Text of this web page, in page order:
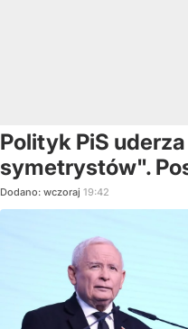
Polityk PiS
symetrystów".
Dodano: wczoraj 19:42